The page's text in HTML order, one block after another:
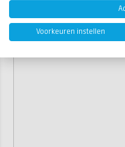
Voorkeuren instellen